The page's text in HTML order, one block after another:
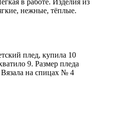
нежные, тёплые.
плед, купила 10
9. Размер пледа
на спицах № 4